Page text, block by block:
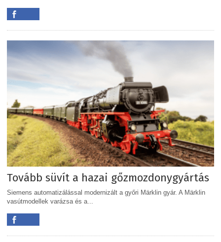
Tovább süvít a hazai gőzmozdonygyártás
Siemens automatizálással modernizált a győri Märklin gyár. A Märklin
vasútmodellek varázsa és a...